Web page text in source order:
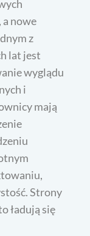
nowe
z
lat jest
wyglądu
i
mają
Strony
ładują się